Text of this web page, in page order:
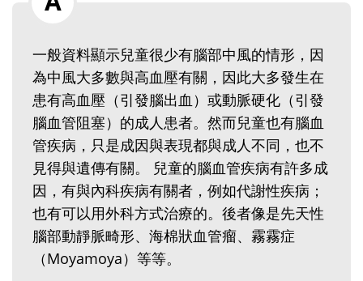
一般資料顯示兒童很少有腦部中風的情形，因
為中風大多數與高血壓有關，因此大多發生在
患有高血壓（引發腦出血）或動脈硬化（引發
腦血管阻塞）的成人患者。然而兒童也有腦血
管疾病，只是成因與表現都與成人不同，也不
見得與遺傳有關。 兒童的腦血管疾病有許多成
因，有與內科疾病有關者，例如代謝性疾病；
也有可以用外科方式治療的。後者像是先天性
腦部動靜脈畸形、海棉狀血管瘤、霧霧症
（Moyamoya）等等。